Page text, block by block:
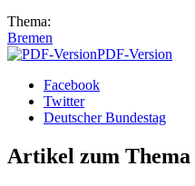
Thema:
Bremen
PDF-Version
Facebook
Twitter
Deutscher Bundestag
Artikel zum Thema